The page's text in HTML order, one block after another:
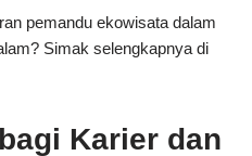
pemandu ekowisata dalam
Simak selengkapnya di
Karier dan